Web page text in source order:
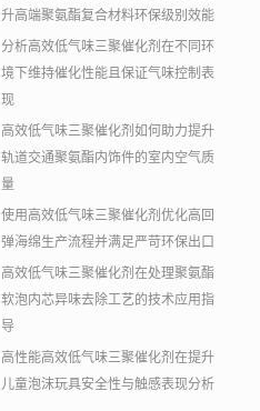
升高端聚氨酯复合材料环保级别效能
分析高效低气味三聚催化剂在不同环
境下维持催化性能且保证气味控制表
现
高效低气味三聚催化剂如何助力提升
轨道交通聚氨酯内饰件的室内空气质
量
使用高效低气味三聚催化剂优化高回
弹海绵生产流程并满足严苛环保出口
高效低气味三聚催化剂在处理聚氨酯
软泡内芯异味去除工艺的技术应用指
导
高性能高效低气味三聚催化剂在提升
儿童泡沫玩具安全性与触感表现分析